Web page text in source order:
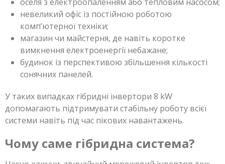
невеликий офіс із постійною роботою
комп’ютерної техніки;
магазин чи майстерня, де навіть коротке
вимкнення електроенергії небажане;
будинок із перспективою збільшення кількості
сонячних панелей.
У таких випадках гібридні інвертори 8 kW
допомагають підтримувати стабільну роботу всієї
системи навіть під час пікових навантажень.
Чому саме гібридна система?